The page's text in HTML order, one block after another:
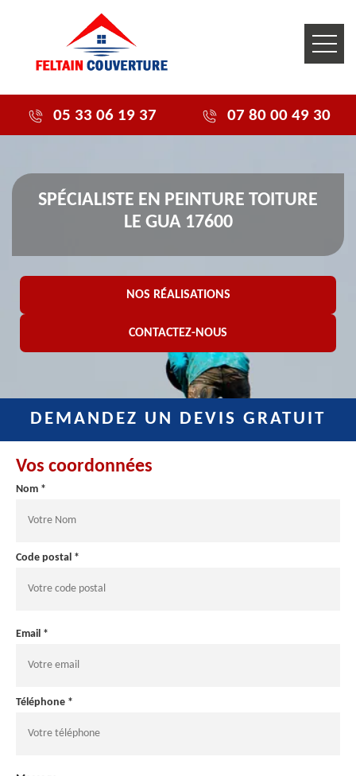
05 33 06 19 37 07 80 00 49 30
SPÉCIALISTE EN PEINTURE TOITURE
LE GUA 17600
NOS RÉALISATIONS
CONTACTEZ-NOUS
DEMANDEZ UN DEVIS GRATUIT
Vos coordonnées
Nom *
Code postal *
Email *
Téléphone *